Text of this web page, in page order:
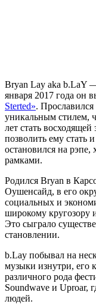
Bryan Lay aka b.LaY
января 2017 года он
Sterted».
уникальным стилем,
лет стать
позволить ему стать
остановился на рэпе,
рамками.
Родился Bryan в
Оушенсайд, в его
социальных и
широкому кругозору
Это сыграло
становлении.
b.Lay побывал на
музыки изнутри, его
различного рода
Soundwave и Uproar,
людей.